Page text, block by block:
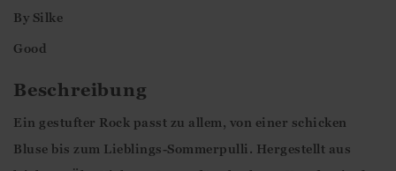
By Silke
Good
Beschreibung
Ein gestufter Rock passt zu allem, von einer schicken
Bluse bis zum Lieblings-Sommerpulli. Hergestellt aus